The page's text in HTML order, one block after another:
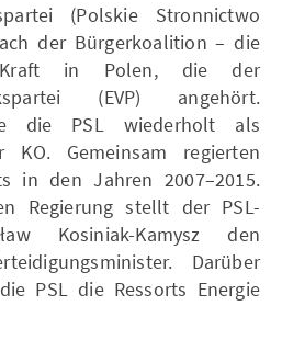
(Polskie Stronnictwo
der Bürgerkoalition – die
Kraft in Polen, die der
(EVP) angehört.
die PSL wiederholt als
KO. Gemeinsam regierten
in den Jahren 2007–2015.
Regierung stellt der PSL-
Kosiniak-Kamysz den
Darüber
PSL die Ressorts Energie